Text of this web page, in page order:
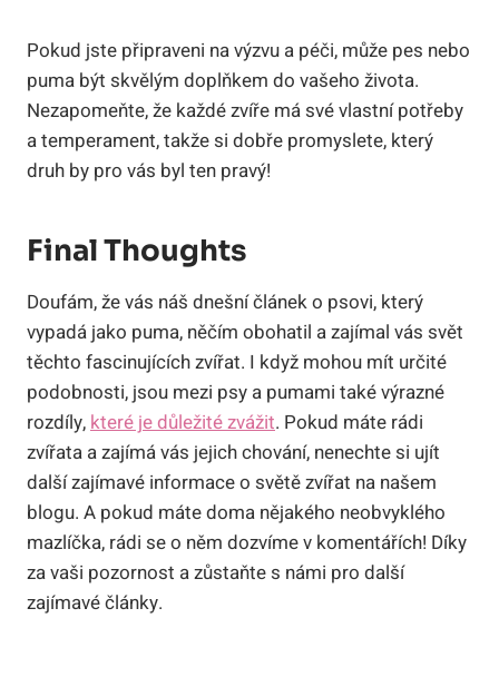
Pokud jste připraveni na výzvu a péči, může pes nebo
puma být skvělým doplňkem do vašeho života.
Nezapomeňte, že každé zvíře má své vlastní potřeby
a temperament, takže si dobře promyslete, který
druh by pro vás byl ten pravý!
Final Thoughts
Doufám, že vás náš dnešní článek o psovi, který
vypadá jako puma, něčím obohatil a zajímal vás svět
těchto fascinujících zvířat. I když mohou mít určité
podobnosti, jsou mezi psy a pumami také výrazné
rozdíly, které je důležité zvážit. Pokud máte rádi
zvířata a zajímá vás jejich chování, nenechte si ujít
další zajímavé informace o světě zvířat na našem
blogu. A pokud máte doma nějakého neobvyklého
mazlíčka, rádi se o něm dozvíme v komentářích! Díky
za vaši pozornost a zůstaňte s námi pro další
zajímavé články.